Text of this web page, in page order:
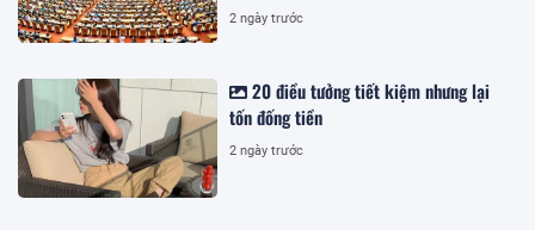
2 ngày trước
20 điều tưởng tiết kiệm nhưng lại
tốn đống tiền
2 ngày trước